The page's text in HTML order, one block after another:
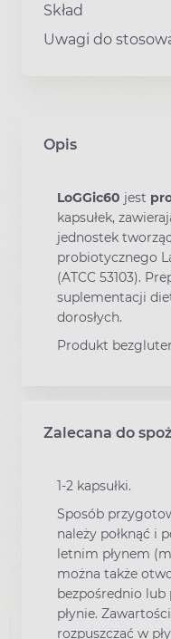
Skład
Uwagi do
Opis
LoGGic60 jest
kapsułek,
jednostek
probiotycznego
(ATCC 53103).
suplementacji
dorosłych.
Produkt
Zalecana do
1-2 kapsułki.
Sposób
należy połknąć i
letnim płynem
można także
bezpośrednio
płynie.
rozpuszczać w